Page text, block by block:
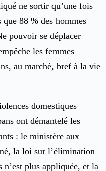
ne sortir qu’une fois
88 % des hommes
pouvoir se déplacer
les femmes
au marché, bref à la vie
domestiques
ont démantelé les
: le ministère aux
la loi sur l’élimination
plus appliquée, et la